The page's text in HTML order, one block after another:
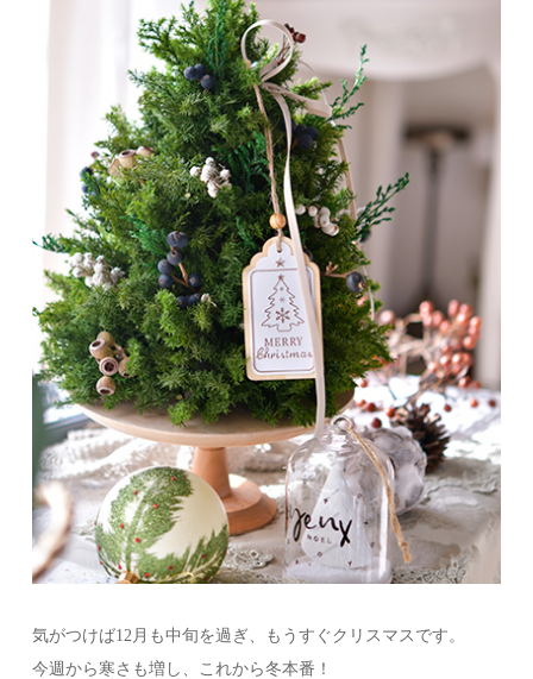
気がつけば12月も中旬を過ぎ、もうすぐクリスマスです。
今週から寒さも増し、これから冬本番！